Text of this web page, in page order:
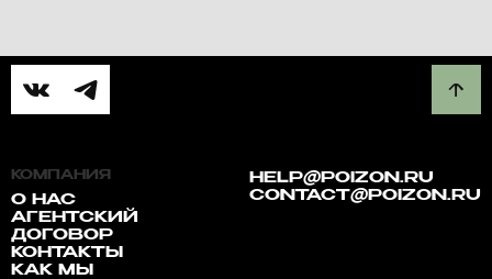
КОМПАНИЯ
О НАС
АГЕНТСКИЙ
ДОГОВОР
КОНТАКТЫ
КАК МЫ
HELP@POIZON.RU
CONTACT@POIZON.RU